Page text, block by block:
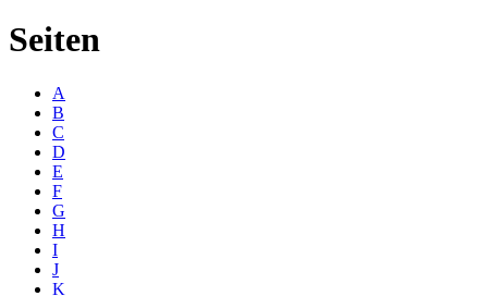
Seiten
A
B
C
D
E
F
G
H
I
J
K